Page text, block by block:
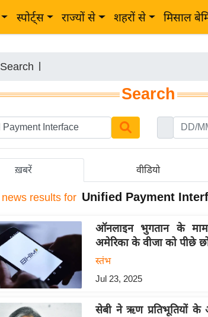
स्पोर्ट्स राज्यों से शहरों से मिसाल
Search
Search
ख़बरें वीडियो
news results for Unified Payment
ऑनलाइन भुगतान के
अमेरिका के वीजा को पीछे
स्तंभ
Jul 23, 2025
सेबी ने ऋण प्रतिभूतियों